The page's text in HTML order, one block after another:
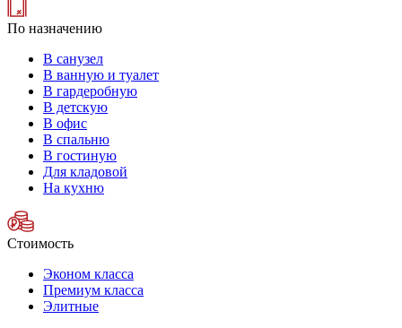
По назначению
В санузел
В ванную и туалет
В гардеробную
В детскую
В офис
В спальню
В гостиную
Для кладовой
На кухню
Стоимость
Эконом класса
Премиум класса
Элитные